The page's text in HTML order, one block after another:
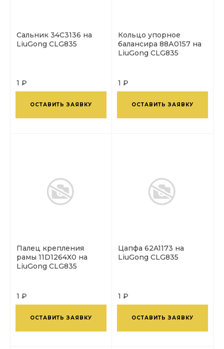
Сальник 34С3136 на
LiuGong CLG835
1 ₽
ОСТАВИТЬ ЗАЯВКУ
Кольцо упорное
балансира 88А0157 на
LiuGong CLG835
1 ₽
ОСТАВИТЬ ЗАЯВКУ
Палец крепления
рамы 11D1264X0 на
LiuGong CLG835
1 ₽
ОСТАВИТЬ ЗАЯВКУ
Цапфа 62A1173 на
LiuGong CLG835
1 ₽
ОСТАВИТЬ ЗАЯВКУ